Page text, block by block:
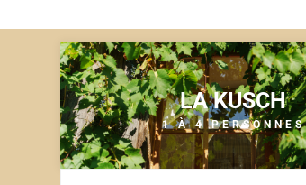
LA KUSCH
1 À 4 PERSONNES